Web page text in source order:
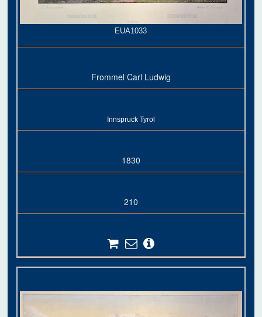
EUA1033
Frommel Carl Ludwig
Innspruck Tyrol
1830
210